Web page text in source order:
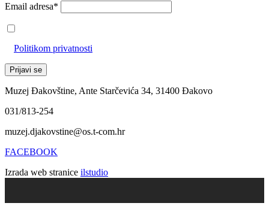
Email adresa*
Politikom privatnosti
Muzej Đakovštine, Ante Starčevića 34, 31400 Đakovo
031/813-254
muzej.djakovstine@os.t-com.hr
FACEBOOK
Izrada web stranice ilstudio